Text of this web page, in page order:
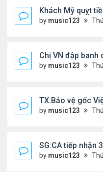
Khách Mỹ quỵt
by music123 Thứ 3 Tháng 3 31,
Chị VN đập banh
by music123 Thứ 4 Tháng 3
TX:Bảo vệ gốc
by music123 Thứ 3 Tháng 3 24,
SG:CA tiếp nhận
by music123 Thứ 3 Tháng 3 24,